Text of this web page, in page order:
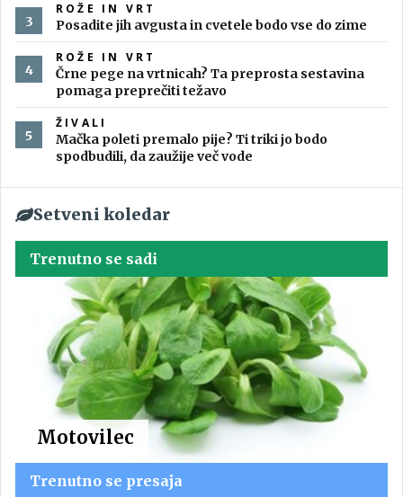
ROŽE IN VRT
Posadite jih avgusta in cvetele bodo vse do zime
ROŽE IN VRT
Črne pege na vrtnicah? Ta preprosta sestavina
pomaga preprečiti težavo
ŽIVALI
Mačka poleti premalo pije? Ti triki jo bodo
spodbudili, da zaužije več vode
Setveni koledar
Trenutno se sadi
Motovilec
Trenutno se presaja